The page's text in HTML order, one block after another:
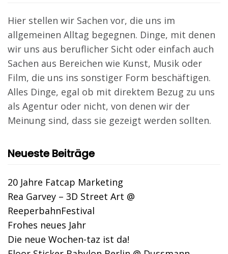
Hier stellen wir Sachen vor, die uns im
allgemeinen Alltag begegnen. Dinge, mit denen
wir uns aus beruflicher Sicht oder einfach auch
Sachen aus Bereichen wie Kunst, Musik oder
Film, die uns ins sonstiger Form beschäftigen.
Alles Dinge, egal ob mit direktem Bezug zu uns
als Agentur oder nicht, von denen wir der
Meinung sind, dass sie gezeigt werden sollten.
Neueste Beiträge
20 Jahre Fatcap Marketing
Rea Garvey – 3D Street Art @
ReeperbahnFestival
Frohes neues Jahr
Die neue Wochen-taz ist da!